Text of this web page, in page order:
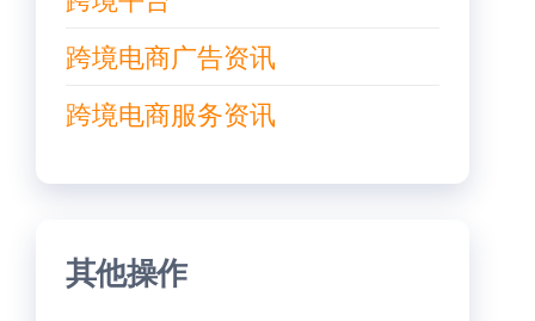
跨境电商广告资讯
跨境电商服务资讯
其他操作